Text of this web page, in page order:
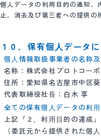
個人データの利用目的の通知、
止、消去及び第三者への提供の
１０．保有個⼈データ
個⼈情報取扱事業者の名称
名称：株式会社プロトコー
住所：愛知県名古屋市中区
代表取締役社⻑：白木 享
全ての保有個⼈データの利
上記「２．利⽤⽬的の達成
（委託元から提供された個